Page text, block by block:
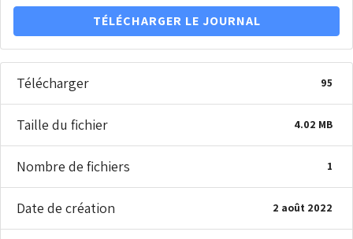
TÉLÉCHARGER LE JOURNAL
Télécharger 95
Taille du fichier 4.02 MB
Nombre de fichiers 1
Date de création 2 août 2022